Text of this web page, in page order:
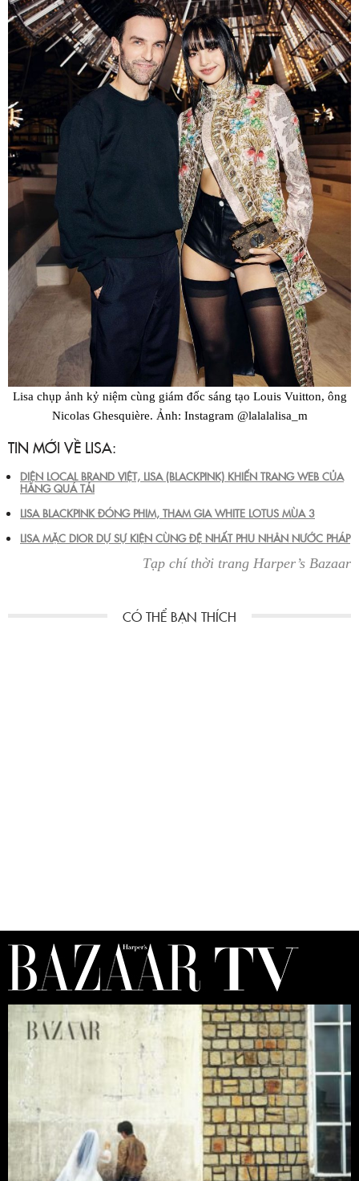
Lisa chụp ảnh kỷ niệm cùng giám đốc sáng tạo Louis Vuitton, ông
Nicolas Ghesquière. Ảnh: Instagram @lalalalisa_m
TIN MỚI VỀ LISA:
DIỆN LOCAL BRAND VIỆT, LISA (BLACKPINK) KHIẾN TRANG WEB CỦA
HÃNG QUÁ TẢI
LISA BLACKPINK ĐÓNG PHIM, THAM GIA WHITE LOTUS MÙA 3
LISA MẶC DIOR DỰ SỰ KIỆN CÙNG ĐỆ NHẤT PHU NHÂN NƯỚC PHÁP
Tạp chí thời trang Harper’s Bazaar